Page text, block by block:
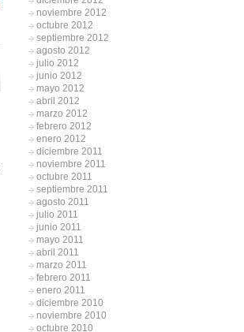
noviembre 2012
octubre 2012
septiembre 2012
agosto 2012
julio 2012
junio 2012
mayo 2012
abril 2012
marzo 2012
febrero 2012
enero 2012
diciembre 2011
noviembre 2011
octubre 2011
septiembre 2011
agosto 2011
julio 2011
junio 2011
mayo 2011
abril 2011
marzo 2011
febrero 2011
enero 2011
diciembre 2010
noviembre 2010
octubre 2010